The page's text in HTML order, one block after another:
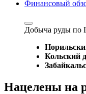
Финансовый
Добыча руды по
Кольский
Нацелены на